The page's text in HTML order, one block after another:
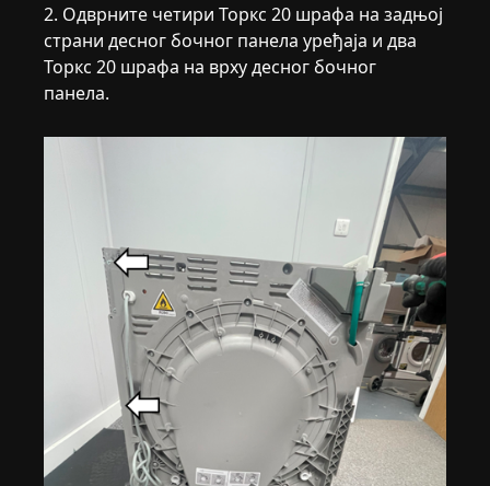
2. Одврните четири Торкс 20 шрафа на задњој
страни десног бочног панела уређаја и два
Торкс 20 шрафа на врху десног бочног
панела.